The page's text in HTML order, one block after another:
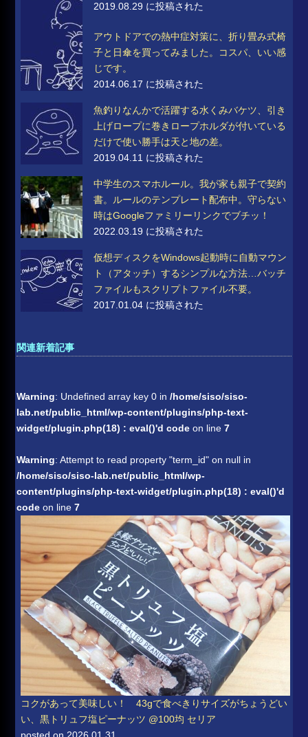
2019.08.29 に投稿された
アウトドアでの熱中症対策に、折り畳み式椅
子と日傘を買ってみました。コスパ、いい感
じです。
2014.06.17 に投稿された
魚釣りなんかで活躍する水くみバケツ、引き
上げロープに巻きロープホルダが付いている
だけで使い勝手は天と地の差。
2019.04.11 に投稿された
中学生のスマホルール。我が家も親子で契約
書。ルールのテンプレート配布中。守らない
時はGoogleファミリーリンクでブチッ！
2022.03.19 に投稿された
仮想ディスクをWindows起動時に自動マウン
ト（アタッチ）するシンプルな方法…バッチ
ファイルもスクリプトファイル不要。
2017.01.04 に投稿された
関連新着記事
Warning: Undefined array key 0 in/home/siso/siso-
lab.net/public_html/wp-content/plugins/php-text-
widget/plugin.php(18) : eval()'d code on line7
Warning: Attempt to read property "term_id" on null in
/home/siso/siso-lab.net/public_html/wp-
content/plugins/php-text-widget/plugin.php(18) : eval()'d
code on line7
コクがあって美味しい！ 43gで食べきりサイズがちょうどい
い、黒トリュフ塩ピーナッツ @100均 セリア
posted on 2026.01.31